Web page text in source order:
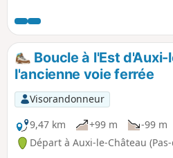
bordure de la Forêt Domaniale
une vue sur la Ferme du bois de
une ancienne Commanderie de
Hospitaliers. La seule difficulté
pour sortir du village d'Auchy.
Boucle à l'Est
l'ancienne voie ferrée
Visorandonneur
9,47 km
+99 m -99 m
Départ à Auxi-le-Château